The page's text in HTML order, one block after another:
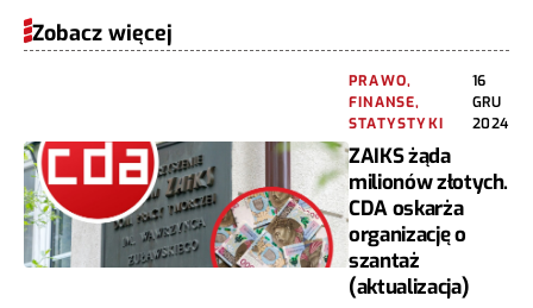
Zobacz więcej
PRAWO,
FINANSE,
STATYSTYKI
16
GRU
2024
ZAIKS żąda
milionów złotych.
CDA oskarża
organizację o
szantaż
(aktualizacja)